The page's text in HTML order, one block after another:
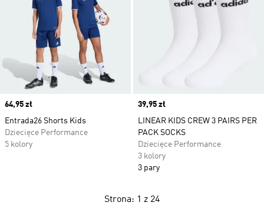
Price
64,95 zł
Entrada26 Shorts Kids
Dziecięce Performance
5 kolory
Price
39,95 zł
LINEAR KIDS CREW 3 PAIRS PER
PACK SOCKS
Dziecięce Performance
3 kolory
3 pary
Strona: 1 z 24